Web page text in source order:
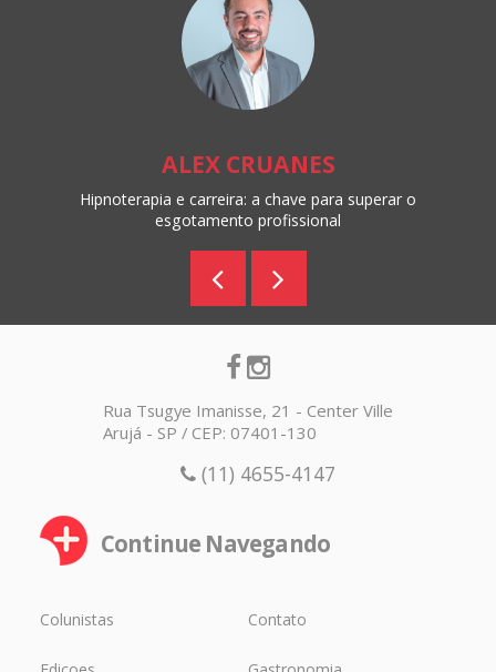
ALEX CRUANES
Hipnoterapia e carreira: a chave para superar o
esgotamento profissional
Rua Tsugye Imanisse, 21 - Center Ville
Arujá - SP / CEP: 07401-130
(11) 4655-4147
Continue Navegando
Colunistas Contato